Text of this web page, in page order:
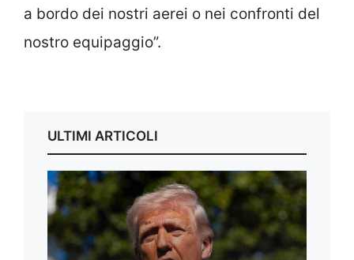
a bordo dei nostri aerei o nei confronti del
nostro equipaggio”.
ULTIMI ARTICOLI